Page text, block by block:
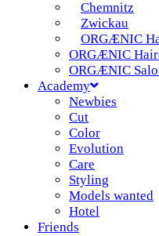
Chemnitz
Zwickau
ORGÆNIC
ORGÆNIC
ORGÆNIC
Academy
Newbies
Cut
Color
Evolution
Care
Styling
Models wanted
Hotel
Friends